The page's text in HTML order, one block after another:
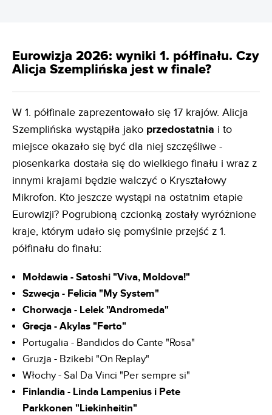
Eurowizja 2026: wyniki 1. półfinału. Czy
Alicja Szemplińska jest w finale?
W 1. półfinale zaprezentowało się 17 krajów. Alicja
Szemplińska wystąpiła jako przedostatnia i to
miejsce okazało się być dla niej szczęśliwe -
piosenkarka dostała się do wielkiego finału i wraz z
innymi krajami będzie walczyć o Kryształowy
Mikrofon. Kto jeszcze wystąpi na ostatnim etapie
Eurowizji? Pogrubioną czcionką zostały wyróżnione
kraje, którym udało się pomyślnie przejść z 1.
półfinału do finału:
Mołdawia - Satoshi "Viva, Moldova!"
Szwecja - Felicia "My System"
Chorwacja - Lelek "Andromeda"
Grecja - Akylas "Ferto"
Portugalia - Bandidos do Cante "Rosa"
Gruzja - Bzikebi "On Replay"
Włochy - Sal Da Vinci "Per sempre si"
Finlandia - Linda Lampenius i Pete
Parkkonen "Liekinheitin"